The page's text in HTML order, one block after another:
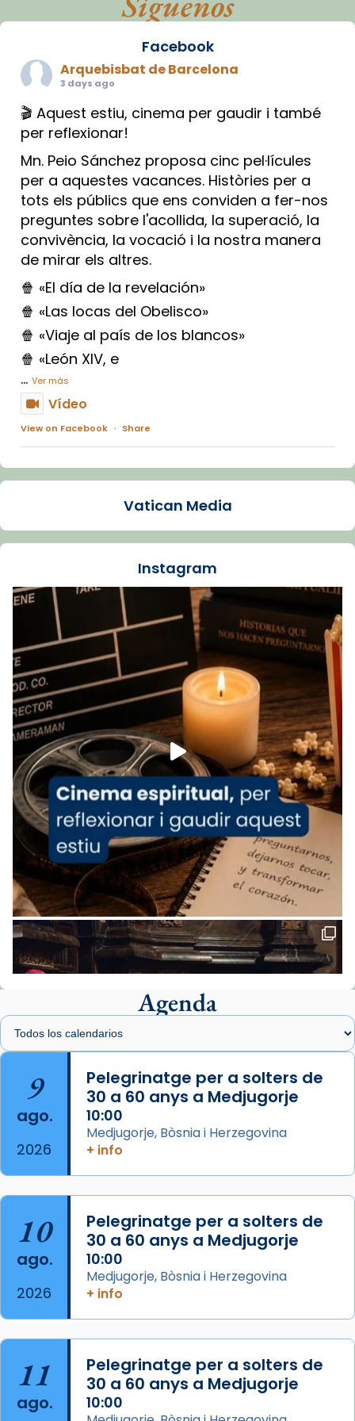
Facebook
Arquebisbat de Barcelona
3 days ago
🎬 Aquest estiu, cinema per gaudir i també
per reflexionar!
Mn. Peio Sánchez proposa cinc pel·lícules
per a aquestes vacances. Històries per a
tots els públics que ens conviden a fer-nos
preguntes sobre l'acollida, la superació, la
convivència, la vocació i la nostra manera
de mirar els altres.
🍿 «El día de la revelación»
🍿 «Las locas del Obelisco»
🍿 «Viaje al país de los blancos»
🍿 «León XIV, e
... Ver más
Vídeo
View on Facebook · Share
Arquebisbat de Barcelona
La Carmina va patir depressió. Fa gairebé
dos mesos, a l'Estadi Lluís Companys, la
Recupera l'entrevista comp
Vatican
tican News 👇
www.vaticannews.va/es/iglesia/news/2026-
07/carmina-historia-depresion-papa-viaje-
espana-testimoni...
Foto
View on Facebook · Share
Arquebisbat de Barcelona
2 weeks ago
«Avui les santes Juliana i Semproniana ens
ajuden a alçar la mirada»
Mons. Sergi Gordo, bisbe de Tortosa, ha
presidit aquest 27 de juliol la missa de Les
Santes de Mataró.
🔗tinyurl.com/cvu5jmbk
📸 J. Merino
de Barcelona.
2 weeks ago
Aquest dilluns, 27 de juliol, ha tingut lloc la
missa d’acció de gràcies en agraïment al
comitè organitzador de la visita apostòlica
del Sant Pare Lleó XIV a Barcelona, i als
col·laboradors, a la Catedral de Barcelona.
L’arquebisbe de Barcelona, el cardenal Joan
Josep Omella, ha presidit la missa i l’ha
concelebrat el bisbe auxiliar de Barcelona,
Mons. David Abadías.
📸 Dr. G. Simón
Foto
View on Facebook · Share
Arquebisbat de Barcelona
Vatican Media
Instagram
Agenda
9
ago.
2026
Pelegrinatge per a solters de
30 a 60 anys a Medjugorje
10:00
Medjugorje, Bòsnia i Herzegovina
+ info
10
ago.
2026
Pelegrinatge per a solters de
30 a 60 anys a Medjugorje
10:00
Medjugorje, Bòsnia i Herzegovina
+ info
11
ago.
Pelegrinatge per a solters de
30 a 60 anys a Medjugorje
10:00